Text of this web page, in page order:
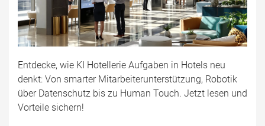
Entdecke, wie KI Hotellerie Aufgaben in Hotels neu
denkt: Von smarter Mitarbeiterunterstützung, Robotik
über Datenschutz bis zu Human Touch. Jetzt lesen und
Vorteile sichern!